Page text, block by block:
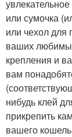
или сумочка
или чехол для
ваших
крепления и
вам
нибудь клей
прикрепить
вашего